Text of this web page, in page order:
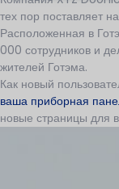
тех пор поставляет
Расположенная в
000 сотрудников и
жителей Готэма.
Как новый
ваша приборная
новые страницы для